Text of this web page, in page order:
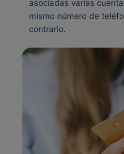
asociadas varias
mismo número de
contrario.